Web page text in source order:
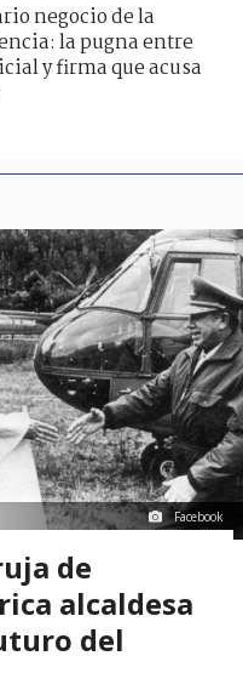
negocio de la
la pugna entre
y firma que acusa
Facebook
de
alcaldesa
del